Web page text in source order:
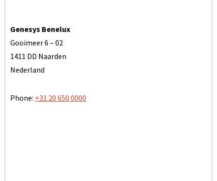
Genesys Benelux
Gooimeer 6 – 02
1411 DD Naarden
Nederland
Phone: +31 20 650 0000